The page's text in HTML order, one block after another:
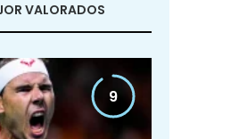
VALORADOS
9